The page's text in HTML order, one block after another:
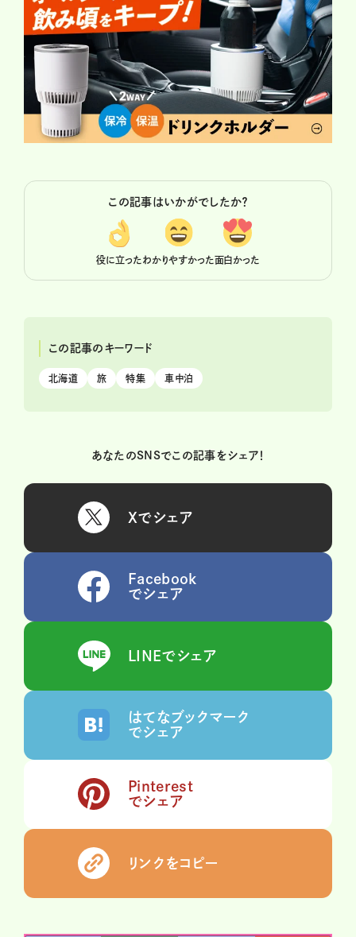
この記事はいかがでしたか？
役に立ったわかりやすかった面白かった
この記事のキーワード
北海道 旅 特集 車中泊
あなたのSNSでこの記事をシェア！
Xでシェア
Facebook
でシェア
LINEでシェア
はてなブックマーク
でシェア
Pinterest
でシェア
リンクをコピー